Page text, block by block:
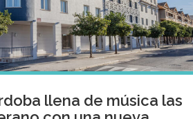
llena de música las